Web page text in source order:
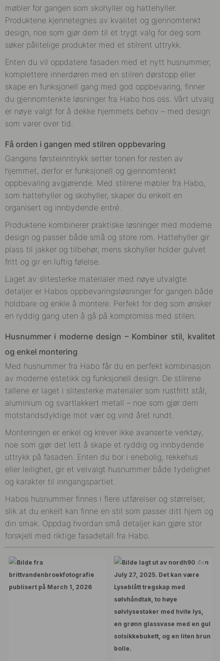
møbler for gangen som skohyller og hattehyller.
Produktene kjennetegnes av kvalitet og gjennomtenkt
design, noe som gjør dem til et trygt valg for deg som
søker pålitelige produkter med et stilrent uttrykk.
Enten du vil oppdatere fasaden med et nytt husnummer,
komplettere innerdøren med en stilren dørstopp eller
skape en funksjonell gang med god oppbevaring, finner
du gjennomtenkte løsninger fra Habo hos oss. Vårt utvalg
er nøye valgt for å dekke hjemmets behov – med design
som varer over tid.
Få orden i gangen med stilren oppbevaring
Gangens førsteinntrykk setter tonen for resten av
hjemmet, derfor er funksjonell og gjennomtenkt
oppbevaring avgjørende. Med stilrene møbler fra Habo,
som hattehyller og skohyller, skaper du enkelt en
organisert og innbydende entré.
Produktene kombinerer praktiske løsninger med moderne
design og passer både små og store rom. Hattehyller gir
plass til jakker og tilbehør, mens skohyller holder gulvet
fritt og gir en luftig følelse.
Laget av slitesterke materialer med nøye utvalgte
detaljer er Habos oppbevaringsløsninger for gangen både
holdbare og enkle å montere. Perfekt for deg som ønsker
en ryddig gang uten å gå på kompromiss med stilen.
Husnummer i moderne design – Kombiner stil, kvalitet
og enkel montering
Med husnummer fra Habo får du en perfekt kombinasjon
av moderne estetikk og funksjonell design. De stilrene
tallene er laget i slitesterke materialer som rustfritt stål,
aluminium og svartlakkert metall – noe som gjør dem
motstandsdyktige mot vær og vind året rundt.
Monteringen er enkel og krever ikke avanserte verktøy,
noe som gjør det lett å skape et ryddig og innbydende
uttrykk på fasaden. Enten du bor i enebolig, rekkehus
eller leilighet, gir et velvalgt husnummer både tydelighet
og karakter til inngangspartiet.
Habos husnummer finnes i flere utførelser og størrelser,
slik at du enkelt kan finne en stil som passer ditt hjem og
din smak. Oppdag hvordan små detaljer kan gjøre stor
forskjell med riktige fasadetall fra Habo.